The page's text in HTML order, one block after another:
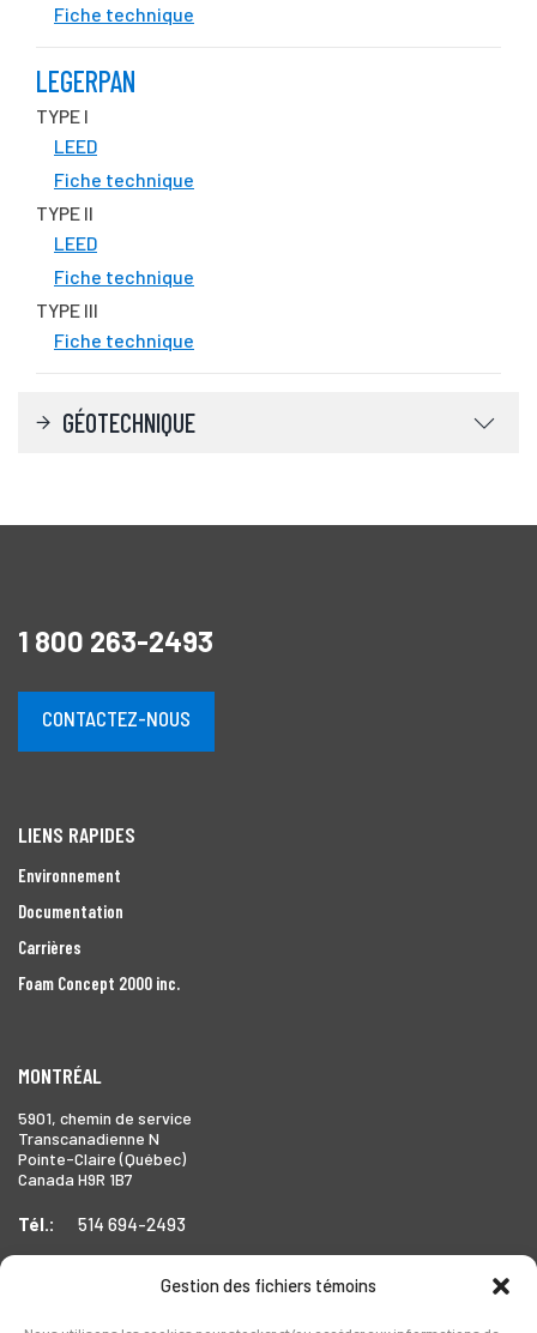
Gestion des fichiers témoins
Fiche technique
LEGERPAN
TYPE I
LEED
Fiche technique
TYPE II
LEED
Fiche technique
TYPE III
Fiche technique
GÉOTECHNIQUE
1 800 263-2493
CONTACTEZ-NOUS
LIENS RAPIDES
Environnement
Documentation
Carrières
Foam Concept 2000 inc.
MONTRÉAL
5901, chemin de service
Transcanadienne N
Pointe-Claire (Québec)
Canada H9R 1B7
Tél.: 514 694-2493